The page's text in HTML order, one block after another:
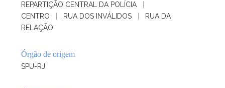
REPARTIÇÃO CENTRAL DA POLÍCIA
CENTRO
RUA DOS INVÁLIDOS
RUA DA
RELAÇÃO
Órgão de origem
SPU-RJ